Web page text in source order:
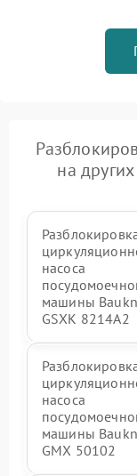
на
насоса
машины
GSXK 8214A2
насоса
машины
GMX 50102